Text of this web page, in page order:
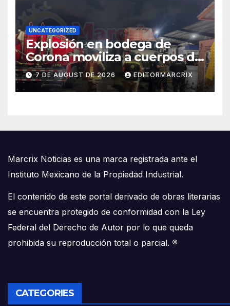
UNCATEGORIZED
Explosión en bodega de
Corona moviliza a cuerpos de
emergencia en Cancún
7 DE AUGUST DE 2026 EDITORMARCRIX
Marcrix Noticias es una marca registrada ante el
Instituto Mexicano de la Propiedad Industrial.
El contenido de este portal derivado de obras literarias
se encuentra protegido de conformidad con la Ley
Federal del Derecho de Autor por lo que queda
prohibida su reproducción total o parcial. ®
CATEGORIES